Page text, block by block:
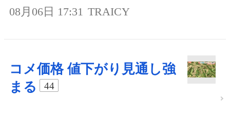
08月06日 17:31 TRAICY
コメ価格 値下がり見通し強
まる
44